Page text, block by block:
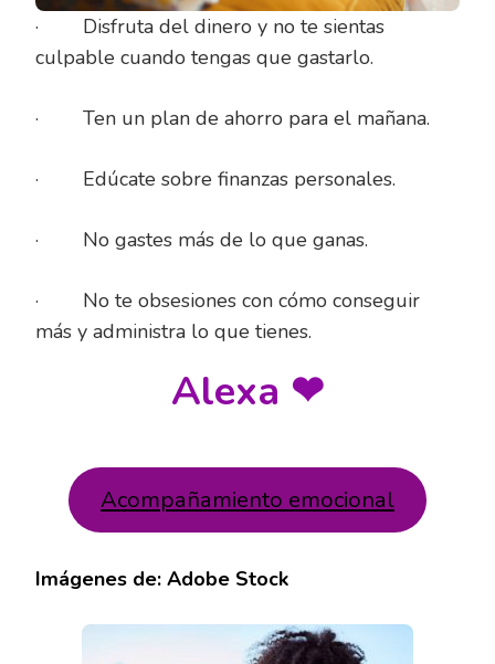
· Disfruta del dinero y no te sientas
culpable cuando tengas que gastarlo.
· Ten un plan de ahorro para el mañana.
· Edúcate sobre finanzas personales.
· No gastes más de lo que ganas.
· No te obsesiones con cómo conseguir
más y administra lo que tienes.
Alexa ❤
Acompañamiento emocional
Imágenes de: Adobe Stock